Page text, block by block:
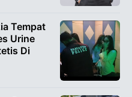
Tempat
Urine
Di